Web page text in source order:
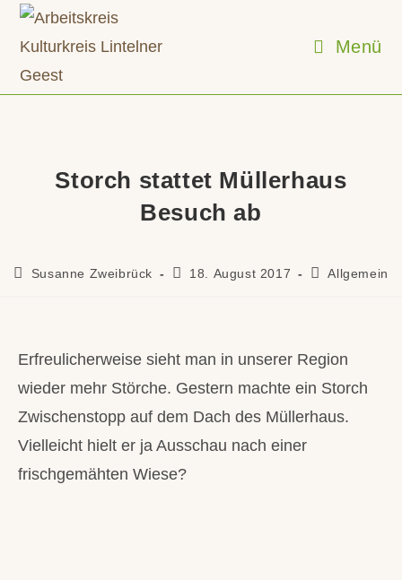
Zum
springen
Menü
Storch stattet Müllerhaus
Besuch ab
Beitrags-
Susanne Zweibrück
Beitrag
18. August 2017
Beitrags-
Allgemein
Erfreulicherweise sieht man in unserer Region
wieder mehr Störche. Gestern machte ein Storch
Zwischenstopp auf dem Dach des Müllerhaus.
Vielleicht hielt er ja Ausschau nach einer
frischgemähten Wiese?